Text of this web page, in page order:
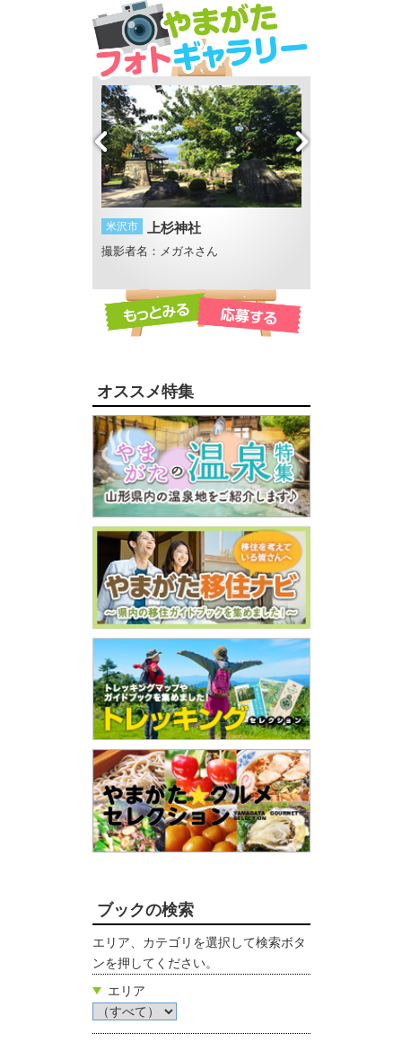
米沢市 上杉神社
撮影者名：メガネさん
オススメ特集
ブックの検索
エリア、カテゴリを選択して検索ボタ
ンを押してください。
エリア